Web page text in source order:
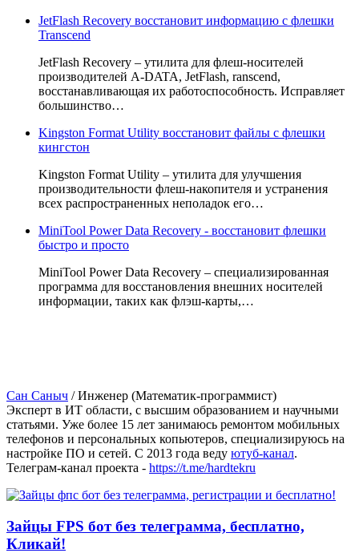
JetFlash Recovery восстановит информацию с флешки
Transcend
JetFlash Recovery – утилита для флеш-носителей
производителей A-DATA, JetFlash, ranscend,
восстанавливающая их работоспособность. Исправляет
большинство…
Kingston Format Utility восстановит файлы с флешки
кингстон
Kingston Format Utility – утилита для улучшения
производительности флеш-накопителя и устранения
всех распространенных неполадок его…
MiniTool Power Data Recovery - восстановит флешки
быстро и просто
MiniTool Power Data Recovery – специализированная
программа для восстановления внешних носителей
информации, таких как флэш-карты,…
Сан Саныч /Инженер (Математик-программист)
Эксперт в ИТ области, с высшим образованием и научными
статьями. Уже более 15 лет занимаюсь ремонтом мобильных
телефонов и персональных копьютеров, специализируюсь на
настройке ПО и сетей. С 2013 года веду ютуб-канал.
Телеграм-канал проекта - https://t.me/hardtekru
Зайцы FPS бот без телеграмма, бесплатно,
Кликай!